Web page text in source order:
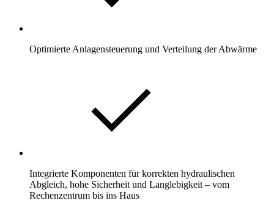
Optimierte Anlagensteuerung und Verteilung der Abwärme
Integrierte Komponenten für korrekten hydraulischen
Abgleich, hohe Sicherheit und Langlebigkeit – vom
Rechenzentrum bis ins Haus